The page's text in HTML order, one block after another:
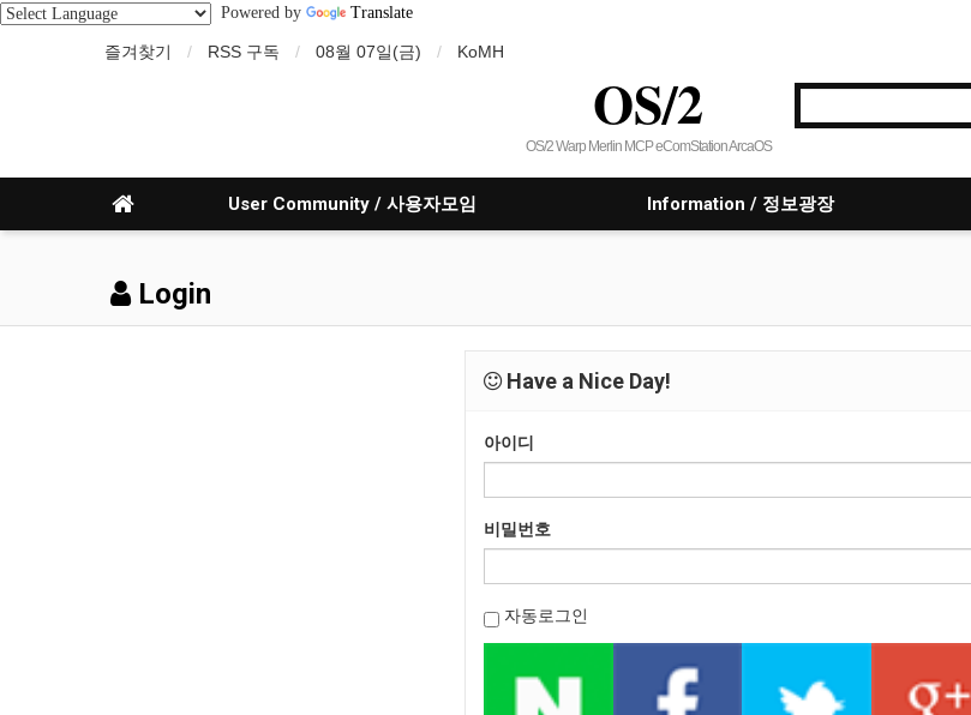
Powered by Translate
즐겨찾기 RSS 구독 08월 07일(금) KoMH
OS/2
OS/2 Warp Merlin MCP eComStation ArcaOS
User Community / 사용자모임 Information / 정보광장
Login
Have a Nice Day!
아이디
비밀번호
자동로그인